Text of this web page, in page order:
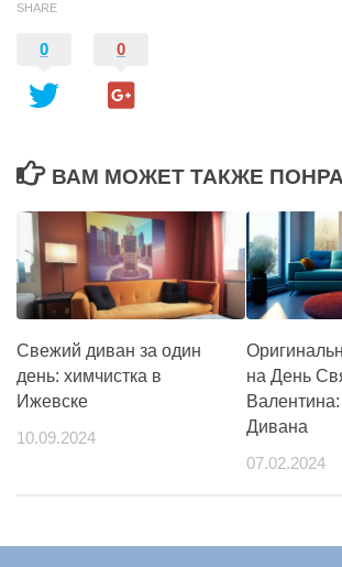
SHARE
0 0
ВАМ МОЖЕТ ТАКЖЕ
Свежий диван за один
день: химчистка в
Ижевске
10.09.2024
на День
Дивана
07.02.2024